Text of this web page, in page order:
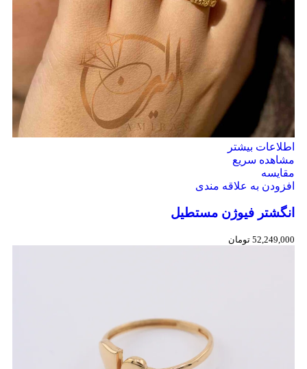
اطلاعات بیشتر
مشاهده سریع
مقایسه
افزودن به علاقه مندی
انگشتر فیوژن مستطیل
52,249,000 تومان